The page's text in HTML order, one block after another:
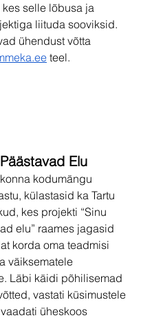
selle lõbusa ja
liituda sooviksid.
ühendust võtta
teel.
Elu
kodumängu
külastasid ka Tartu
kes projekti “Sinu
elu” raames jagasid
korda oma teadmisi
väiksematele
Läbi käidi põhilisemad
vastati küsimustele
üheskoos